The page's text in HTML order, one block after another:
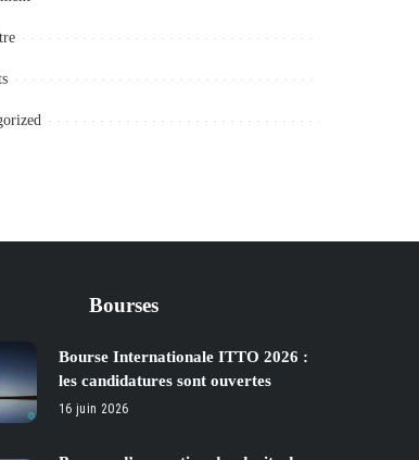
Bourses
Bourse Internationale ITTO 2026 :
les candidatures sont ouvertes
16 juin 2026